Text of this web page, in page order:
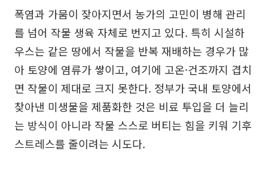
폭염과 가뭄이 잦아지면서 농가의 고민이 병해 관리
를 넘어 작물 생육 자체로 번지고 있다. 특히 시설하
우스는 같은 땅에서 작물을 반복 재배하는 경우가 많
아 토양에 염류가 쌓이고, 여기에 고온·건조까지 겹치
면 작물이 제대로 크지 못한다. 정부가 국내 토양에서
찾아낸 미생물을 제품화한 것은 비료 투입을 더 늘리
는 방식이 아니라 작물 스스로 버티는 힘을 키워 기후
스트레스를 줄이려는 시도다.